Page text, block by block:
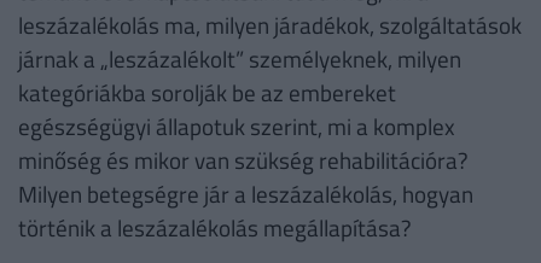
leszázalékolás ma, milyen járadékok, szolgáltatások
járnak a „leszázalékolt” személyeknek, milyen
kategóriákba sorolják be az embereket
egészségügyi állapotuk szerint, mi a komplex
minőség és mikor van szükség rehabilitációra?
Milyen betegségre jár a leszázalékolás, hogyan
történik a leszázalékolás megállapítása?